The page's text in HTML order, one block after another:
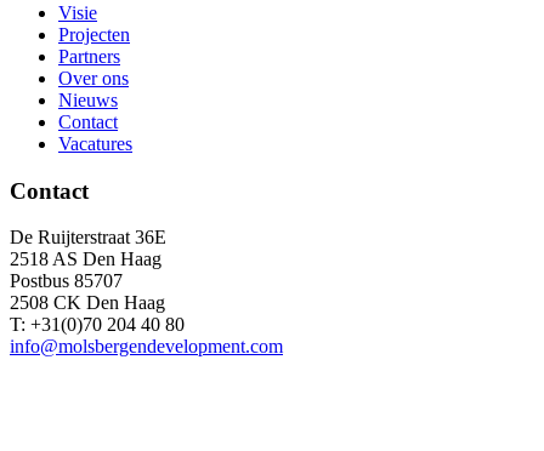
Visie
Projecten
Partners
Over ons
Nieuws
Contact
Vacatures
Contact
De Ruijterstraat 36E
2518 AS Den Haag
Postbus 85707
2508 CK Den Haag
T: +31(0)70 204 40 80
info@molsbergendevelopment.com